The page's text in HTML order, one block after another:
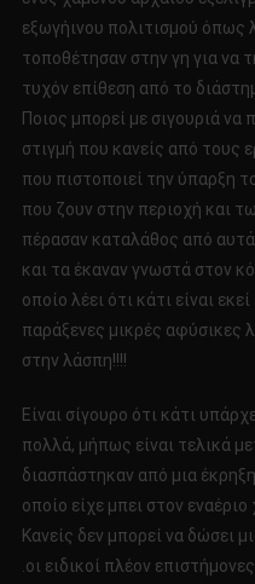
εξωγήινου πολιτισμού όπως
τοποθέτησαν στην γη για να
τυχόν επίθεση από το
Ποιος μπορεί με σιγουριά να
στιγμή που κανείς από τους
που πιστοποιεί την ύπαρξη
που ζουν στην περιοχή και
πέρασαν καταλάθος από
και τα έκαναν γνωστά στον
οποίο λέει ότι κάτι είναι
παράξενες μικρές αφύσικες
στην λάσπη!!!!
Είναι σίγουρο ότι κάτι
πολλά, μήπως είναι τελικά
διασπάστηκαν από μια
οποίο είχε μπει στον
Κανείς δεν μπορεί να δώσει
.οι ειδικοί πλέον